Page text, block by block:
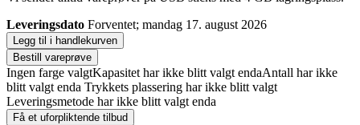
Leveringsdato Forventet; mandag 17. august 2026
Legg til i handlekurven
Bestill vareprøve
Ingen farge valgtKapasitet har ikke blitt valgt endaAntall har ikke
blitt valgt enda Trykkets plassering har ikke blitt valgt
Leveringsmetode har ikke blitt valgt enda
Få et uforpliktende tilbud